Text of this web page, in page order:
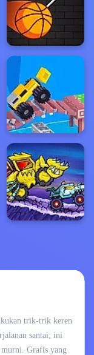
trik-trik keren
santai; ini
Grafis yang